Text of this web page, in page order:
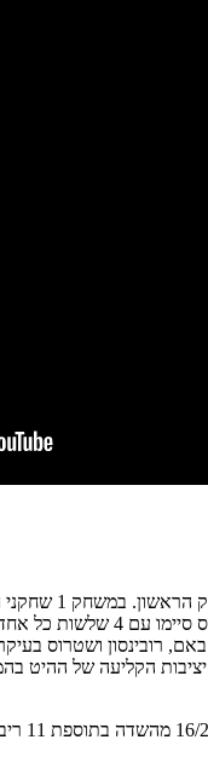
ההיט מנחילים
17/35 מבחוץ בחלוקת קליעות
הרבה זריקות לאחר הפיק אנד
הקליעה של